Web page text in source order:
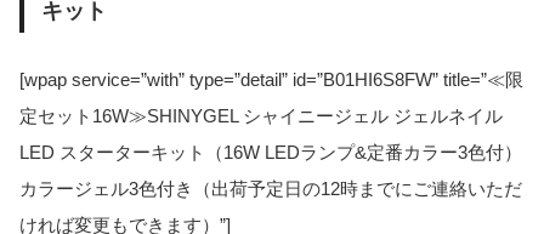
キット
[wpap service=”with” type=”detail” id=”B01HI6S8FW” title=”≪限
定セット16W≫SHINYGEL シャイニージェル ジェルネイル
LED スターターキット（16W LEDランプ&定番カラー3色付）
カラージェル3色付き（出荷予定日の12時までにご連絡いただ
ければ変更もできます）”]